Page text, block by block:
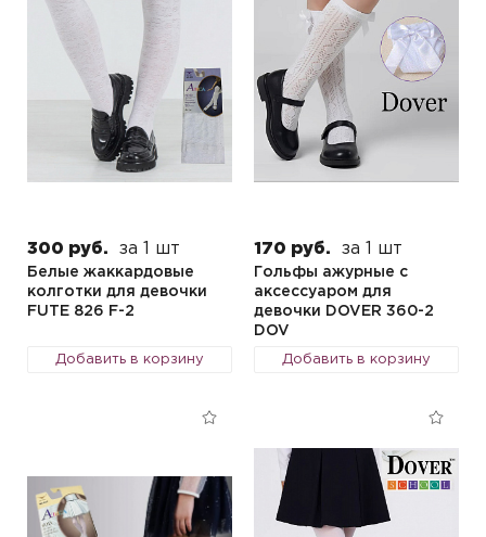
300 руб. за 1 шт
Белые жаккардовые
колготки для девочки
FUTE 826 F-2
Добавить в корзину
170 руб. за 1 шт
Гольфы ажурные с
аксессуаром для
девочки DOVER 360-2
DOV
Добавить в корзину